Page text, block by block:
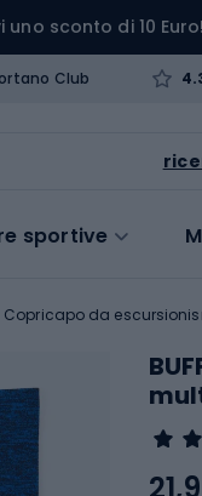
sconto di 10 Euro!
Club
sportive
Copricapo da